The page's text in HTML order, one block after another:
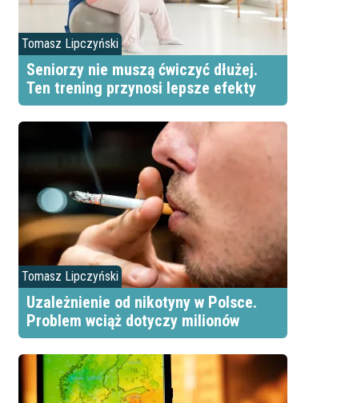
Tomasz Lipczyński
Seniorzy nie muszą ćwiczyć dłużej.
Ten trening przynosi lepsze efekty
Tomasz Lipczyński
Uzależnienie od nikotyny w Polsce.
Problem wciąż dotyczy milionów